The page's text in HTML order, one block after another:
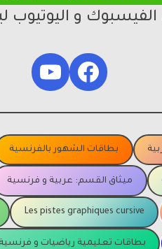
الفيسبوك و
Facebook
بطاقات الشهور بالفرنسية
ميثاق القسم: عربية و فرنسية
Les pistes graphiques cursive
بطاقات تعليمية رياضيات و فرنسية